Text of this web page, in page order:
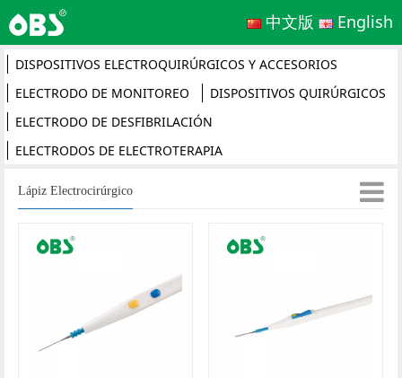
中文版 English
DISPOSITIVOS ELECTROQUIRÚRGICOS Y ACCESORIOS
ELECTRODO DE MONITOREO
DISPOSITIVOS QUIRÚRGICOS
ELECTRODO DE DESFIBRILACIÓN
ELECTRODOS DE ELECTROTERAPIA
Lápiz Electrocirúrgico